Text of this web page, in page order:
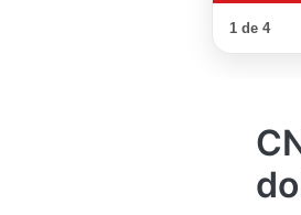
1 de 4